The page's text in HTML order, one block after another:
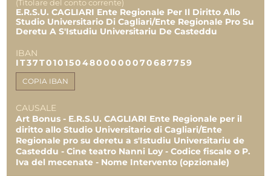
(Titolare del conto corrente)
E.R.S.U. CAGLIARI Ente Regionale Per Il Diritto Allo
Studio Universitario Di Cagliari/Ente Regionale Pro Su
Deretu A S'Istudiu Universitariu De Casteddu
IBAN
IT37T0101504800000070687759
COPIA IBAN
CAUSALE
Art Bonus - E.R.S.U. CAGLIARI Ente Regionale per il
diritto allo Studio Universitario di Cagliari/Ente
Regionale pro su deretu a s'Istudiu Universitariu de
Casteddu - Cine teatro Nanni Loy - Codice fiscale o P.
Iva del mecenate - Nome Intervento (opzionale)